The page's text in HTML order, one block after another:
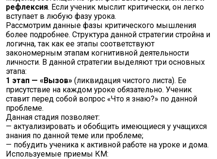
рефлексия. Если ученик мыслит критически, он легко
вступает в любую фазу урока.
Рассмотрим данные фазы критического мышления
более подробнее. Структура данной стратегии стройна и
логична, так как ее этапы соответствуют
закономерным этапам когнитивной деятельности
личности. В данной стратегии выделяют три основных
этапа:
1 этап — «Вызов» (ликвидация чистого листа). Ее
присутствие на каждом уроке обязательно. Ученик
ставит перед собой вопрос «Что я знаю?» по данной
проблеме.
Данная стадия позволяет:
— актуализировать и обобщить имеющиеся у учащихся
знания по данной теме или проблеме;
— побудить ученика к активной работе на уроке и дома.
Используемые приемы КМ: